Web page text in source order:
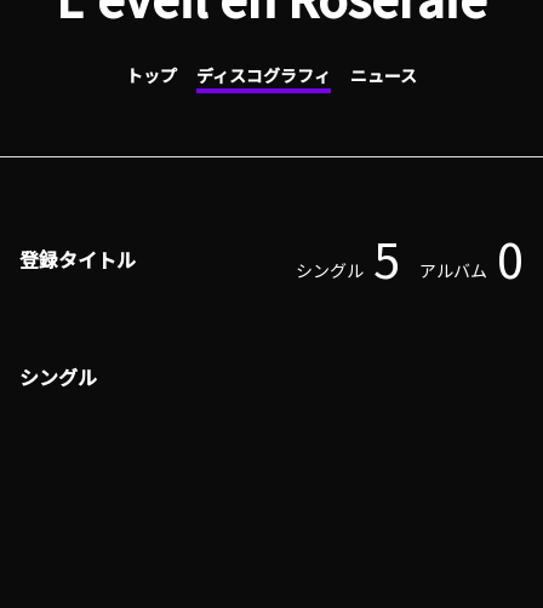
トップ ディスコグラフィ ニュース
登録タイトル シングル 5 アルバム 0
シングル